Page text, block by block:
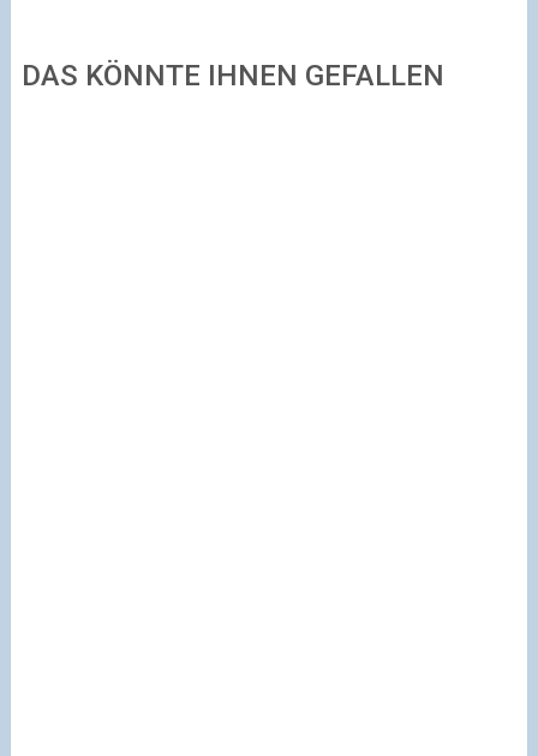
DAS KÖNNTE IHNEN GEFALLEN